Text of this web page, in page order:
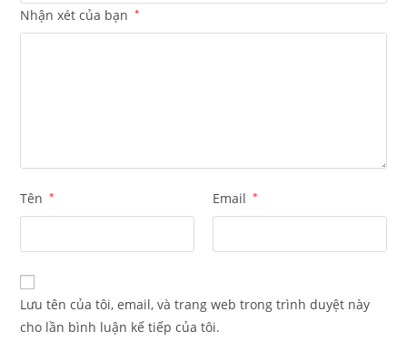
Nhận xét của bạn *
Tên * Email *
Lưu tên của tôi, email, và trang web trong trình duyệt này
cho lần bình luận kế tiếp của tôi.